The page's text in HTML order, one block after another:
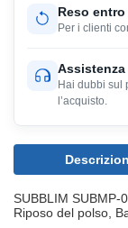
Reso
Per i clienti
Hai dubbi sul
l’acquisto.
SUBBLIM SUBMP-
Riposo del polso,